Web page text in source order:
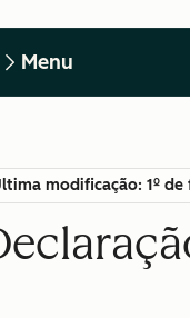
Menu
modificação: 1º